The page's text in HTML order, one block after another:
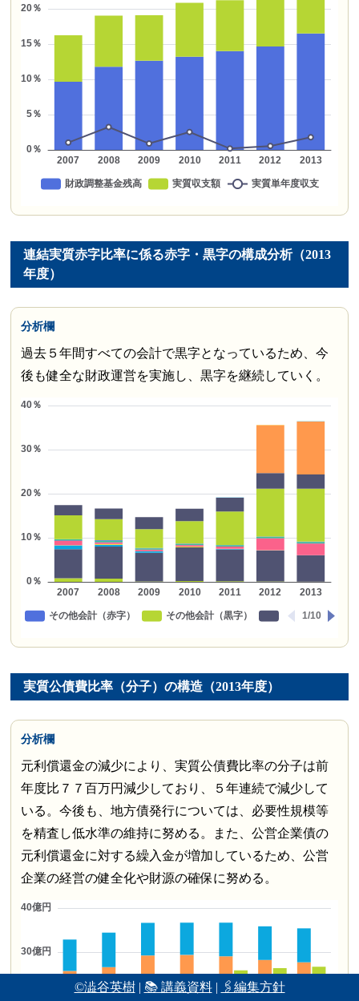
©澁谷英樹| 📚 講義資料| 🖇編集方針
連結実質赤字比率に係る赤字・黒字の構成分析（2013
年度）
分析欄
過去５年間すべての会計で黒字となっているため、今
後も健全な財政運営を実施し、黒字を継続していく。
実質公債費比率（分子）の構造（2013年度）
分析欄
元利償還金の減少により、実質公債費比率の分子は前
年度比７７百万円減少しており、５年連続で減少して
いる。今後も、地方債発行については、必要性規模等
を精査し低水準の維持に努める。また、公営企業債の
元利償還金に対する繰入金が増加しているため、公営
企業の経営の健全化や財源の確保に努める。